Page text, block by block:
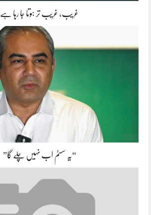
غریب، غریب تر ہوتا جا رہا ہے
“یہ سسٹم اب نہیں چلے گا”